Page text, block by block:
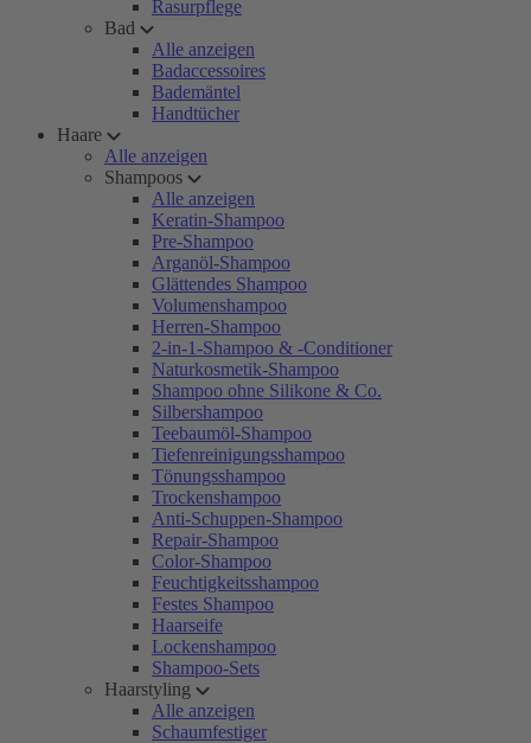
Rasurpflege
Bad
Alle anzeigen
Badaccessoires
Bademäntel
Handtücher
Haare
Alle anzeigen
Shampoos
Alle anzeigen
Keratin-Shampoo
Pre-Shampoo
Arganöl-Shampoo
Glättendes Shampoo
Volumenshampoo
Herren-Shampoo
2-in-1-Shampoo & -Conditioner
Naturkosmetik-Shampoo
Shampoo ohne Silikone & Co.
Silbershampoo
Teebaumöl-Shampoo
Tiefenreinigungsshampoo
Tönungsshampoo
Trockenshampoo
Anti-Schuppen-Shampoo
Repair-Shampoo
Color-Shampoo
Feuchtigkeitsshampoo
Festes Shampoo
Haarseife
Lockenshampoo
Shampoo-Sets
Haarstyling
Alle anzeigen
Schaumfestiger